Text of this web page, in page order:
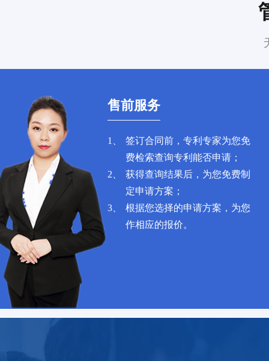
售前服务
1、
签订合同前，专利专家为您免
费检索查询专利能否申请；
2、
获得查询结果后，为您免费制
定申请方案；
3、
根据您选择的申请方案，为您
作相应的报价。